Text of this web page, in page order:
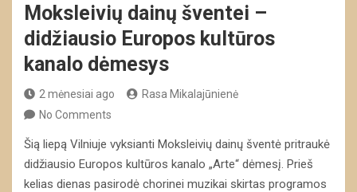
Moksleivių dainų šventei –
didžiausio Europos kultūros
kanalo dėmesys
2 mėnesiai ago
Rasa Mikalajūnienė
No Comments
Šią liepą Vilniuje vyksianti Moksleivių dainų šventė pritraukė
didžiausio Europos kultūros kanalo „Arte“ dėmesį. Prieš
kelias dienas pasirodė chorinei muzikai skirtas programos